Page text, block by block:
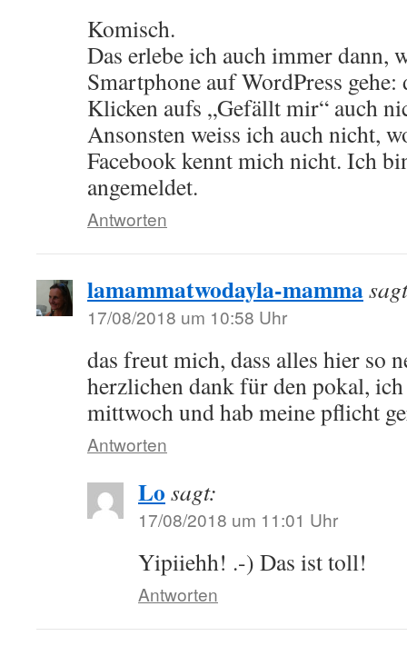
Komisch.
Das erlebe ich auch immer dann,
Smartphone auf WordPress
Klicken aufs „Gefällt mir“ auch
Ansonsten weiss ich auch nicht,
Facebook kennt mich nicht. Ich
angemeldet.
Antworten
lamammatwodayla-mamma
17/08/2018 um 10:58 Uhr
das freut mich, dass alles hier so
herzlichen dank für den pokal,
mittwoch und hab meine pflicht
Antworten
Lo sagt:
17/08/2018 um 11:01 Uhr
Yipiiehh! .-) Das ist toll!
Antworten